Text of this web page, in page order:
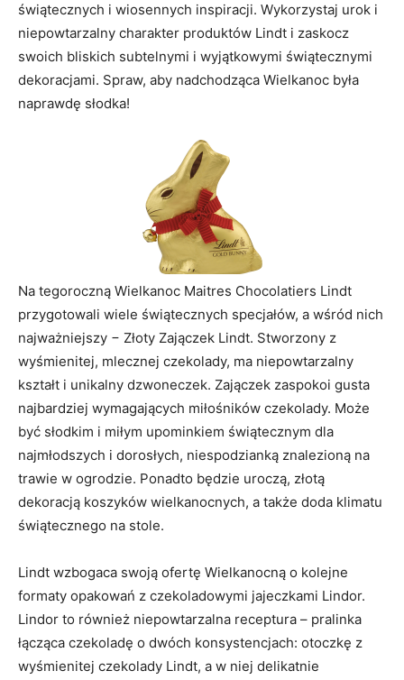
świątecznych i wiosennych inspiracji. Wykorzystaj urok i
niepowtarzalny charakter produktów Lindt i zaskocz
swoich bliskich subtelnymi i wyjątkowymi świątecznymi
dekoracjami. Spraw, aby nadchodząca Wielkanoc była
naprawdę słodka!
Na tegoroczną Wielkanoc Maitres Chocolatiers Lindt
przygotowali wiele świątecznych specjałów, a wśród nich
najważniejszy − Złoty Zajączek Lindt. Stworzony z
wyśmienitej, mlecznej czekolady, ma niepowtarzalny
kształt i unikalny dzwoneczek. Zajączek zaspokoi gusta
najbardziej wymagających miłośników czekolady. Może
być słodkim i miłym upominkiem świątecznym dla
najmłodszych i dorosłych, niespodzianką znalezioną na
trawie w ogrodzie. Ponadto będzie uroczą, złotą
dekoracją koszyków wielkanocnych, a także doda klimatu
świątecznego na stole.
Lindt wzbogaca swoją ofertę Wielkanocną o kolejne
formaty opakowań z czekoladowymi jajeczkami Lindor.
Lindor to również niepowtarzalna receptura – pralinka
łącząca czekoladę o dwóch konsystencjach: otoczkę z
wyśmienitej czekolady Lindt, a w niej delikatnie